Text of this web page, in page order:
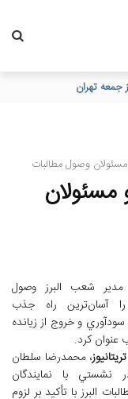
در اعتمادسازی و
وصول مطالبات
شعب البرز وصول
را آسان‌ترين راه جذب
و خروج از زيانده
کرد.
تریتانیوز، محمدرضا سلطان
نشستي با نمايندگان
البرز با تأکيد بر لزوم